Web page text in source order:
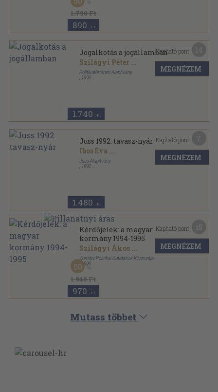
1.790 Ft
890 ,-Ft
Jogalkotás a jogállamban
Szilágyi Péter ...
Politikatörténeti Alapítvány
1993
1.740 ,-Ft
Kapható pont:
MEGNÉZEM
Juss 1992. tavasz-nyár
Ibos Éva ...
Juss Alapítvány
1992
1.480 ,-Ft
Kapható pont:
MEGNÉZEM
Kérdőjelek: a magyar
kormány 1994-1995
Szilágyi Ákos ...
Korridor Politikai Kutatások Központja
, 1995
Ragasztott papírkötés
Korridor kötetek sorozat
1.940 Ft
50
970 ,-Ft
Kapható pont:
MEGNÉZEM
Mutass többet